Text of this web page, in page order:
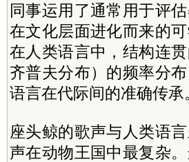
同事运用了通常用于评
在文化层面进化而来的
在人类语言中，结构连
齐普夫分布）的频率分
语言在代际间的准确传承
座头鲸的歌声与人类语
声在动物王国中最复杂